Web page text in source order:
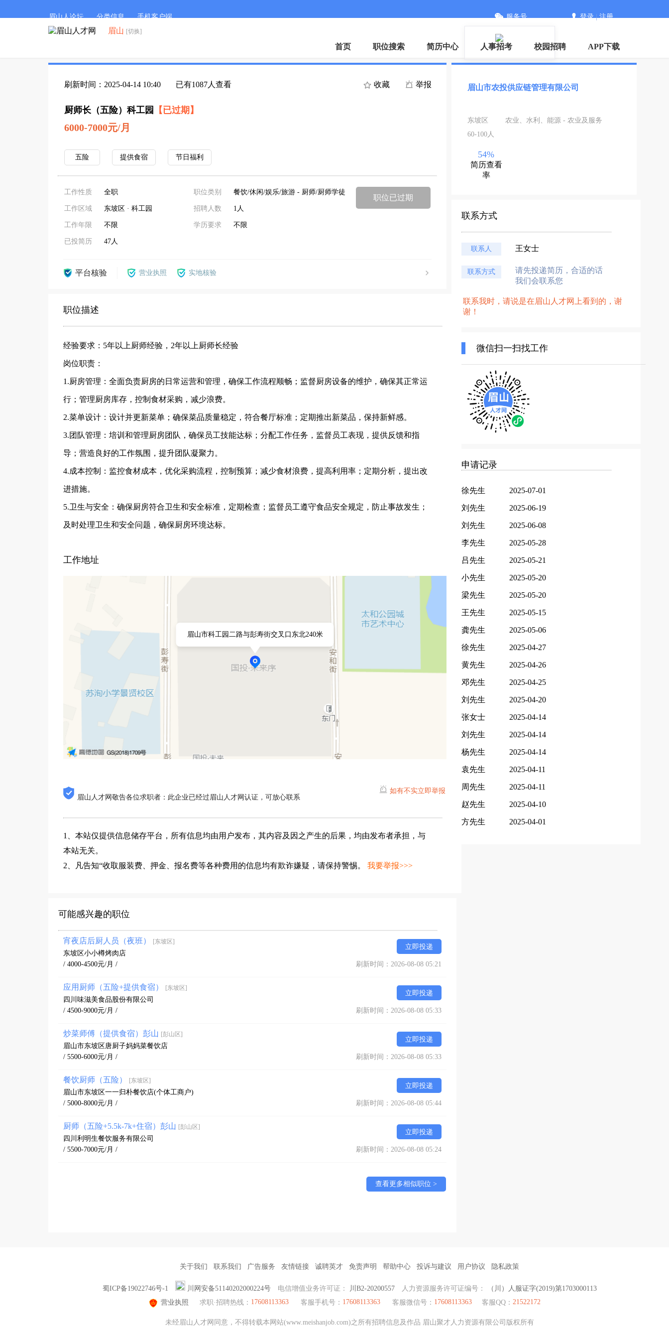
眉山人论坛 分类信息 手机客户端
微信
服务号 登录|注册
眉山 [切换]
首页 职位搜索 简历中心 人事招考 校园招聘 APP下载
刷新时间：2025-04-14 10:40 已有1087人查看 收藏 举报
厨师长（五险）科工园 【已过期】
6000-7000元/月
五险 提供食宿 节日福利
工作性质 全职
工作区域 东坡区 · 科工园
工作年限 不限
已投简历 47人
职位类别 餐饮/休闲/娱乐/旅游 - 厨师/厨师学徒
招聘人数 1人
学历要求 不限
职位已过期
平台核验 营业执照 实地核验
职位描述
经验要求：5年以上厨师经验，2年以上厨师长经验
岗位职责：
1.厨房管理：全面负责厨房的日常运营和管理，确保工作流程顺畅；监督厨房设备的维护，确保其正常运
行；管理厨房库存，控制食材采购，减少浪费。
2.菜单设计：设计并更新菜单；确保菜品质量稳定，符合餐厅标准；定期推出新菜品，保持新鲜感。
3.团队管理：培训和管理厨房团队，确保员工技能达标；分配工作任务，监督员工表现，提供反馈和指
导；营造良好的工作氛围，提升团队凝聚力。
4.成本控制：监控食材成本，优化采购流程，控制预算；减少食材浪费，提高利用率；定期分析，提出改
进措施。
5.卫生与安全：确保厨房符合卫生和安全标准，定期检查；监督员工遵守食品安全规定，防止事故发生；
及时处理卫生和安全问题，确保厨房环境达标。
工作地址
眉山市科工园二路与彭寿街交叉口东北240米
眉山人才网敬告各位求职者：此企业已经过眉山人才网认证，可放心联系
如有不实立即举报
1、本站仅提供信息储存平台，所有信息均由用户发布，其内容及因之产生的后果，均由发布者承担，与
本站无关。
2、凡告知“收取服装费、押金、报名费等各种费用的信息均有欺诈嫌疑，请保持警惕。 我要举报>>>
可能感兴趣的职位
宵夜店后厨人员（夜班） [东坡区]
立即投递
东坡区小小樽烤肉店
/ 4000-4500元/月 /
刷新时间：2026-08-08 05:21
应用厨师（五险+提供食宿） [东坡区]
立即投递
四川味滋美食品股份有限公司
/ 4500-9000元/月 /
刷新时间：2026-08-08 05:33
炒菜师傅（提供食宿）彭山 [彭山区]
立即投递
眉山市东坡区唐厨子妈妈菜餐饮店
/ 5500-6000元/月 /
刷新时间：2026-08-08 05:33
餐饮厨师（五险） [东坡区]
立即投递
眉山市东坡区一一归朴餐饮店(个体工商户)
/ 5000-8000元/月 /
刷新时间：2026-08-08 05:44
厨师（五险+5.5k-7k+住宿）彭山 [彭山区]
立即投递
四川利明生餐饮服务有限公司
/ 5500-7000元/月 /
刷新时间：2026-08-08 05:24
查看更多相似职位 >
眉山市农投供应链管理有限公司
东坡区
农业、水利、能源 - 农业及服务
60-100人
54%
简历查看
率
联系方式
联系人 王女士
联系方式
请先投递简历，合适的话
我们会联系您
联系我时，请说是在眉山人才网上看到的，谢
谢！
微信扫一扫找工作
申请记录
徐先生 2025-07-01
刘先生 2025-06-19
刘先生 2025-06-08
李先生 2025-05-28
吕先生 2025-05-21
小先生 2025-05-20
梁先生 2025-05-20
王先生 2025-05-15
龚先生 2025-05-06
徐先生 2025-04-27
黄先生 2025-04-26
邓先生 2025-04-25
刘先生 2025-04-20
张女士 2025-04-14
刘先生 2025-04-14
杨先生 2025-04-14
袁先生 2025-04-11
周先生 2025-04-11
赵先生 2025-04-10
方先生 2025-04-01
关于我们 联系我们 广告服务 友情链接 诚聘英才 免责声明 帮助中心 投诉与建议 用户协议 隐私政策
蜀ICP备19022746号-1 川网安备51140202000224号 电信增值业务许可证： 川B2-20200557 人力资源服务许可证编号：
（川）人服证字(2019)第1703000113
营业执照
求职·招聘热线： 17608113363 客服手机号： 17608113363 客服微信号： 17608113363 客服QQ： 21522172
未经眉山人才网同意，不得转载本网站(www.meishanjob.com)之所有招聘信息及作品 眉山聚才人力资源有限公司版权所有